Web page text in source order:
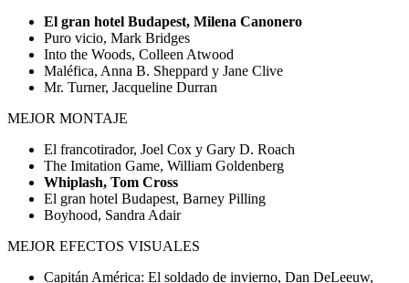
El gran hotel Budapest, Milena Canonero
Puro vicio, Mark Bridges
Into the Woods, Colleen Atwood
Maléfica, Anna B. Sheppard y Jane Clive
Mr. Turner, Jacqueline Durran
MEJOR MONTAJE
El francotirador, Joel Cox y Gary D. Roach
The Imitation Game, William Goldenberg
Whiplash, Tom Cross
El gran hotel Budapest, Barney Pilling
Boyhood, Sandra Adair
MEJOR EFECTOS VISUALES
Capitán América: El soldado de invierno, Dan DeLeeuw,